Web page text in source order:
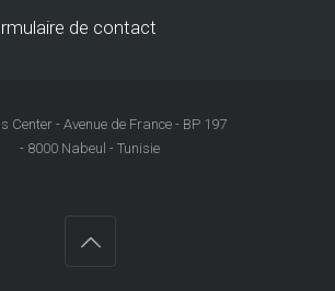
de contact
Center - Avenue de France - BP 197
- 8000 Nabeul - Tunisie